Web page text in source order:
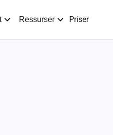
Ressurser Priser